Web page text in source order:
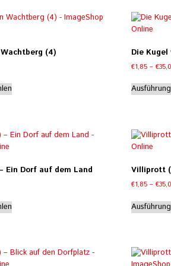
auf.
können
der
Produktseite
(4)
Dieses
Produkt
auf.
Optionen
können
der
Produktseite
Die
€1,85 – €
Ein Dorf auf dem Land
auf.
Villiprott
€1,85 – €